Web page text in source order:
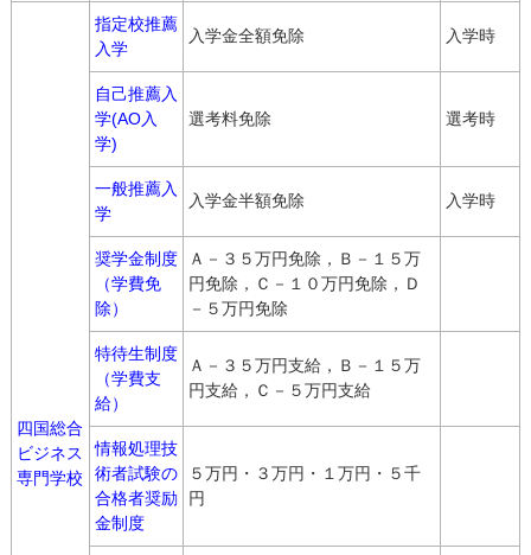
四国総合
ビジネス
専門学校
指定校推薦
入学
入学金全額免除 入学時
自己推薦入
学(AO入
学)
選考料免除 選考時
一般推薦入
学
入学金半額免除 入学時
奨学金制度
（学費免
除）
Ａ－３５万円免除，Ｂ－１５万
円免除，Ｃ－１０万円免除，Ｄ
－５万円免除
特待生制度
（学費支
給）
Ａ－３５万円支給，Ｂ－１５万
円支給，Ｃ－５万円支給
情報処理技
術者試験の
合格者奨励
金制度
５万円・３万円・１万円・５千
円